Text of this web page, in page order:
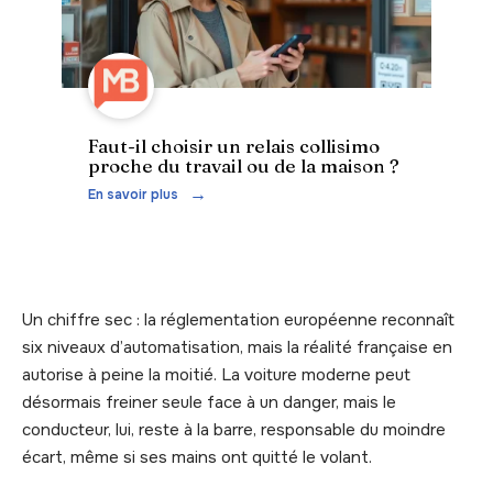
Faut-il choisir un relais collisimo
proche du travail ou de la maison ?
En savoir plus
Un chiffre sec : la réglementation européenne reconnaît
six niveaux d’automatisation, mais la réalité française en
autorise à peine la moitié. La voiture moderne peut
désormais freiner seule face à un danger, mais le
conducteur, lui, reste à la barre, responsable du moindre
écart, même si ses mains ont quitté le volant.